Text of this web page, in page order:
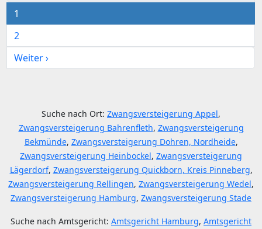
1
2
Weiter ›
Suche nach Ort: Zwangsversteigerung Appel,
Zwangsversteigerung Bahrenfleth, Zwangsversteigerung
Bekmünde, Zwangsversteigerung Dohren, Nordheide,
Zwangsversteigerung Heinbockel, Zwangsversteigerung
Lägerdorf, Zwangsversteigerung Quickborn, Kreis Pinneberg,
Zwangsversteigerung Rellingen, Zwangsversteigerung Wedel,
Zwangsversteigerung Hamburg, Zwangsversteigerung Stade
Suche nach Amtsgericht: Amtsgericht Hamburg, Amtsgericht